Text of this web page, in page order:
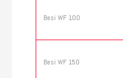
Besi WF 100
Besi WF 150